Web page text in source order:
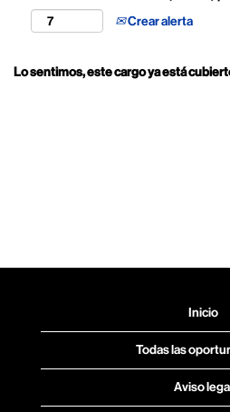
Crear alerta
Lo sentimos, este cargo ya está
Inicio
Todas las
Aviso